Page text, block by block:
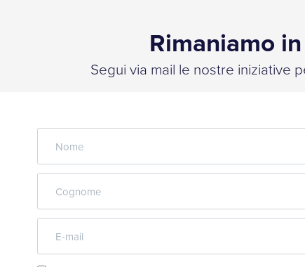
Rimaniamo
Segui via mail le nostre iniziative